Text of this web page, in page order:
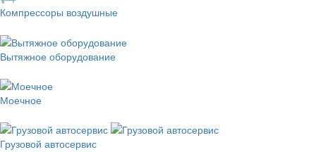
Компрессоры воздушные
Вытяжное оборудование
Моечное
Грузовой автосервис